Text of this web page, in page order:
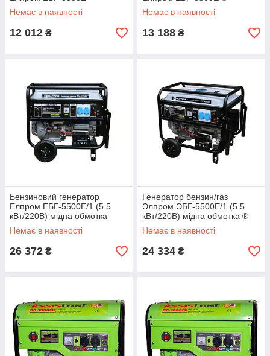
Немає в наявності
12 012 ₴
Немає в наявності
13 188 ₴
Бензиновий генератор
Елпром ЕБГ-5500Е/1 (5.5
кВт/220В) мідна обмотка
Немає в наявності
26 372 ₴
Генератор бензин/газ
Элпром ЭБГ-5500Е/1 (5.5
кВт/220В) мідна обмотка ®
Немає в наявності
24 334 ₴